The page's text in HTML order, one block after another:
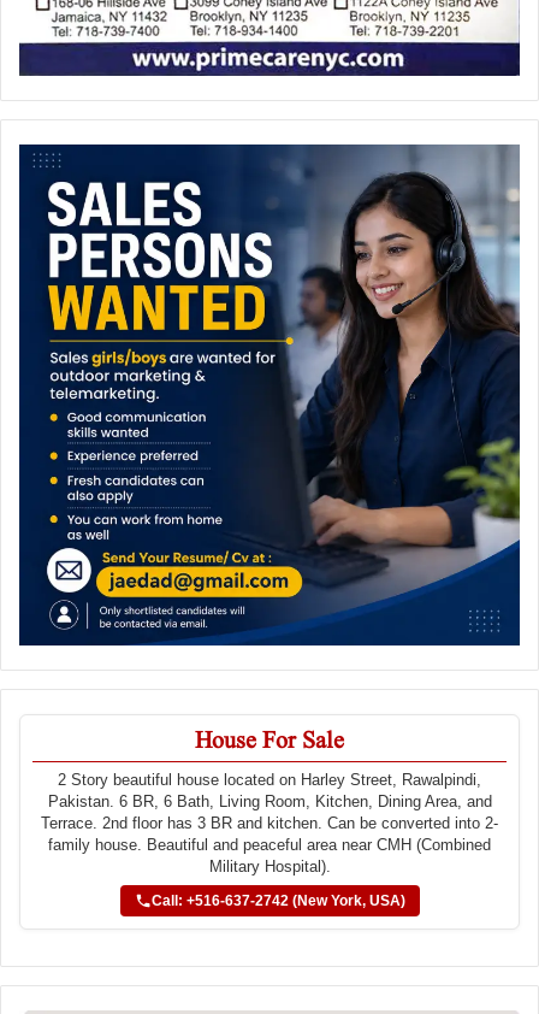
House For Sale
2 Story beautiful house located on Harley Street, Rawalpindi,
Pakistan. 6 BR, 6 Bath, Living Room, Kitchen, Dining Area, and
Terrace. 2nd floor has 3 BR and kitchen. Can be converted into 2-
family house. Beautiful and peaceful area near CMH (Combined
Military Hospital).
Call: +516-637-2742 (New York, USA)